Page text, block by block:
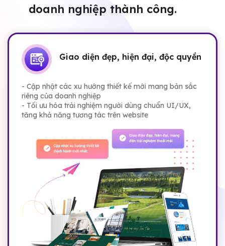
doanh nghiệp thành công.
Giao diện đẹp, hiện đại, độc quyền
- Cập nhật các xu hướng thiết kế mới mang bản sắc
riêng của doanh nghiệp
- Tối ưu hóa trải nghiệm người dùng chuẩn UI/UX,
tăng khả năng tương tác trên website